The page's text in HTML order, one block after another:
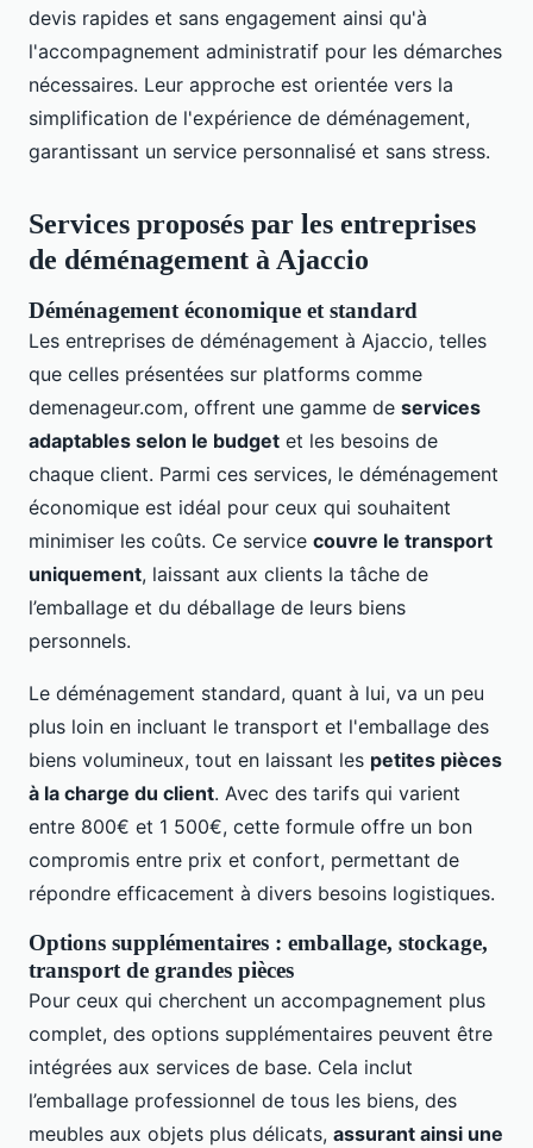
devis rapides et sans engagement ainsi qu'à
l'accompagnement administratif pour les démarches
nécessaires. Leur approche est orientée vers la
simplification de l'expérience de déménagement,
garantissant un service personnalisé et sans stress.
Services proposés par les entreprises
de déménagement à Ajaccio
Déménagement économique et standard
Les entreprises de déménagement à Ajaccio, telles
que celles présentées sur platforms comme
demenageur.com, offrent une gamme de services
adaptables selon le budget et les besoins de
chaque client. Parmi ces services, le déménagement
économique est idéal pour ceux qui souhaitent
minimiser les coûts. Ce service couvre le transport
uniquement, laissant aux clients la tâche de
l’emballage et du déballage de leurs biens
personnels.
Le déménagement standard, quant à lui, va un peu
plus loin en incluant le transport et l'emballage des
biens volumineux, tout en laissant les petites pièces
à la charge du client. Avec des tarifs qui varient
entre 800€ et 1 500€, cette formule offre un bon
compromis entre prix et confort, permettant de
répondre efficacement à divers besoins logistiques.
Options supplémentaires : emballage, stockage,
transport de grandes pièces
Pour ceux qui cherchent un accompagnement plus
complet, des options supplémentaires peuvent être
intégrées aux services de base. Cela inclut
l’emballage professionnel de tous les biens, des
meubles aux objets plus délicats, assurant ainsi une